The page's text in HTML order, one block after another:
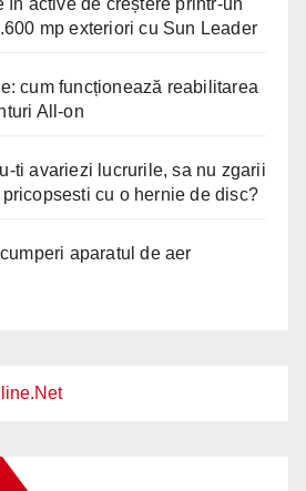
mp exteriori cu Sun Leader
cum funcționează reabilitarea
All-on
ti avariezi lucrurile, sa nu zgarii
cu o hernie de disc?
aparatul de aer